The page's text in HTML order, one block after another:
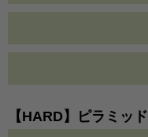
【HARD】ピラミッド